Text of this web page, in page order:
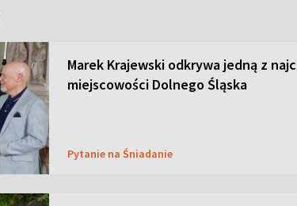
Marek Krajewski odkrywa jedną z
miejscowości Dolnego Śląska
Pytanie na Śniadanie